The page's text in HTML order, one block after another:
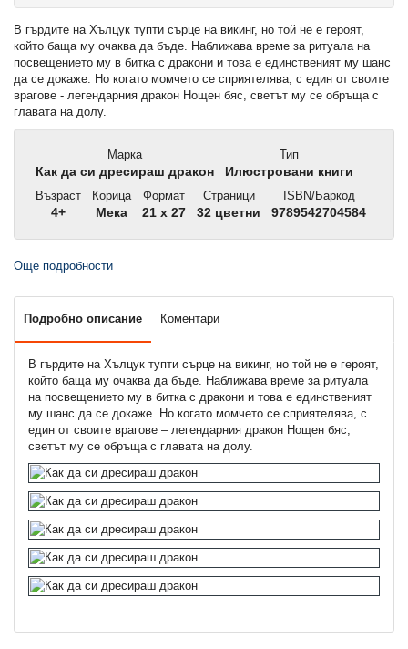
В гърдите на Хълцук тупти сърце на викинг, но той не е героят,
който баща му очаква да бъде. Наближава време за ритуала на
посвещението му в битка с дракони и това е единственият му шанс
да се докаже. Но когато момчето се сприятелява, с един от своите
врагове - легендарния дракон Нощен бяс, светът му се обръща с
главата на долу.
Марка
Как да си дресираш дракон
Тип
Илюстровани книги
Възраст
4+
Корица
Мека
Формат
21 x 27
Страници
32 цветни
ISBN/Баркод
9789542704584
Още подробности
Подробно описание Коментари
В гърдите на Хълцук тупти сърце на викинг, но той не е героят,
който баща му очаква да бъде. Наближава време за ритуала
на посвещението му в битка с дракони и това е единственият
му шанс да се докаже. Но когато момчето се сприятелява, с
един от своите врагове – легендарния дракон Нощен бяс,
светът му се обръща с главата на долу.